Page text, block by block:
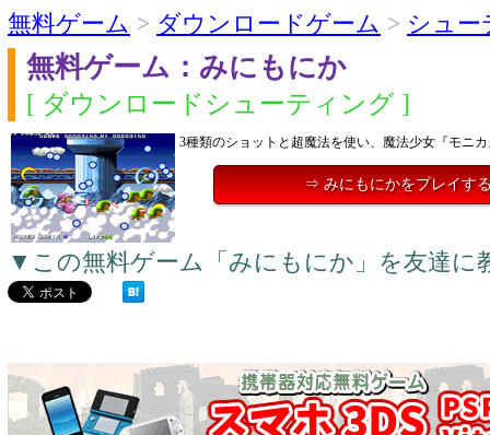
無料ゲーム > ダウンロードゲーム > シュー
無料ゲーム：みにもにか
[ ダウンロードシューティング ]
3種類のショットと超魔法を使い、魔法少女『モニ
⇒ みにもにかをプレイす
▼この無料ゲーム「みにもにか」を友達に